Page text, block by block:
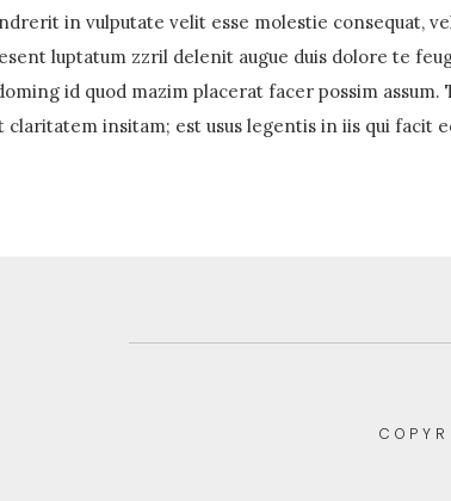
in vulputate velit esse molestie consequat,
luptatum zzril delenit augue duis dolore te
id quod mazim placerat facer possim
claritatem insitam; est usus legentis in iis qui facit